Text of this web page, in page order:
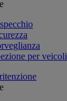
per veicoli